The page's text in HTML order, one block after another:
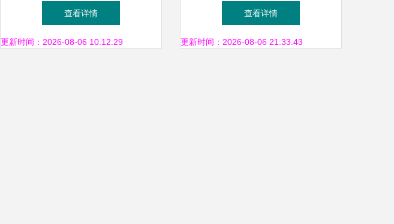
的机遇与挑战
查看详情
更新时间：2026-08-06 10:12:29
年会 苏州授权经销商渠道网
络特征报告发布
查看详情
更新时间：2026-08-06 21:33:43